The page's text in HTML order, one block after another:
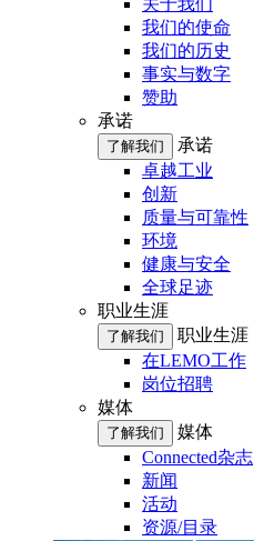
关于我们
我们的使命
我们的历史
事实与数字
赞助
承诺
了解我们
承诺
卓越工业
创新
质量与可靠性
环境
健康与安全
全球足迹
职业生涯
了解我们
职业生涯
在LEMO工作
岗位招聘
媒体
了解我们
媒体
Connected杂志
新闻
活动
资源/目录